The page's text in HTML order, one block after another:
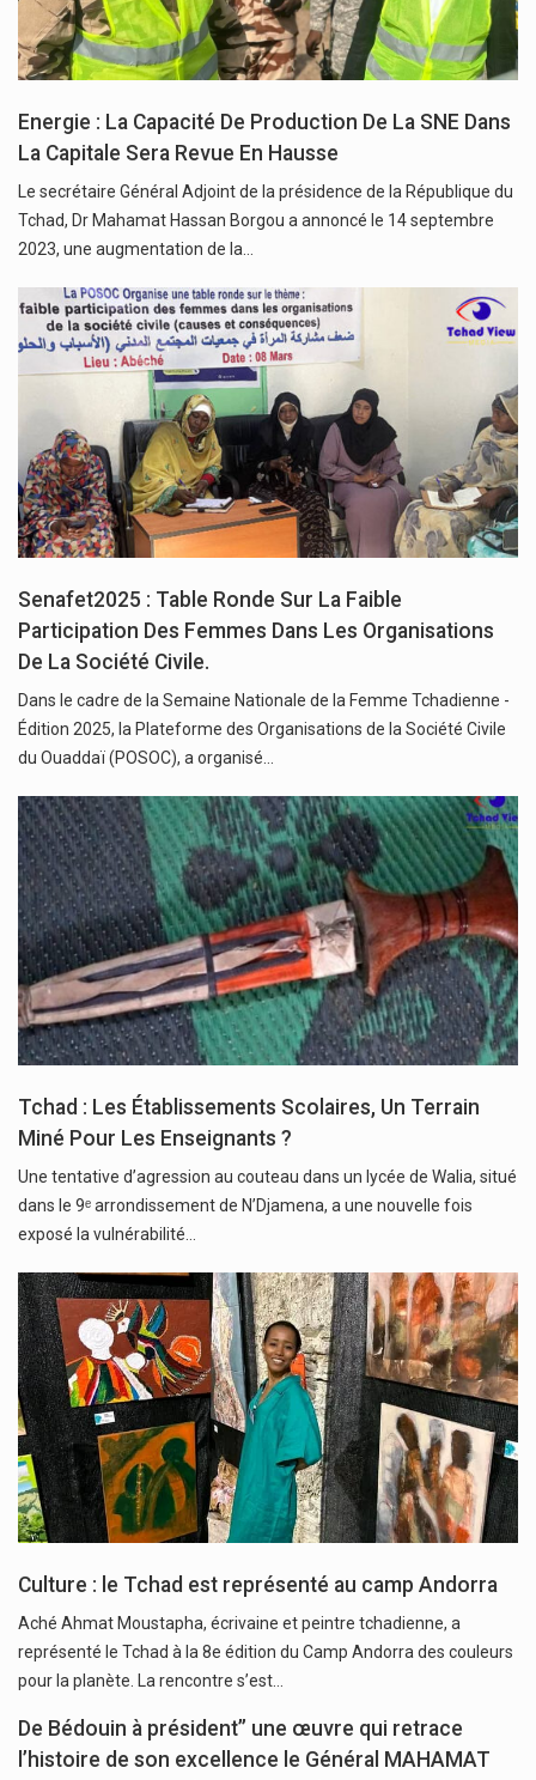
Energie : La Capacité De Production De La SNE Dans
La Capitale Sera Revue En Hausse
Le secrétaire Général Adjoint de la présidence de la République du
Tchad, Dr Mahamat Hassan Borgou a annoncé le 14 septembre
2023, une augmentation de la…
Senafet2025 : Table Ronde Sur La Faible
Participation Des Femmes Dans Les Organisations
De La Société Civile.
Dans le cadre de la Semaine Nationale de la Femme Tchadienne -
Édition 2025, la Plateforme des Organisations de la Société Civile
du Ouaddaï (POSOC), a organisé…
Tchad : Les Établissements Scolaires, Un Terrain
Miné Pour Les Enseignants ?
Une tentative d’agression au couteau dans un lycée de Walia, situé
dans le 9ᵉ arrondissement de N’Djamena, a une nouvelle fois
exposé la vulnérabilité…
Culture : le Tchad est représenté au camp Andorra
Aché Ahmat Moustapha, écrivaine et peintre tchadienne, a
représenté le Tchad à la 8e édition du Camp Andorra des couleurs
pour la planète. La rencontre s’est…
De Bédouin à président’’ une œuvre qui retrace
l’histoire de son excellence le Général MAHAMAT